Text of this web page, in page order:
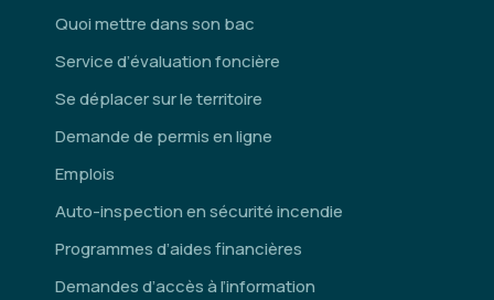
Quoi mettre dans son bac
Service d’évaluation foncière
Se déplacer sur le territoire
Demande de permis en ligne
Emplois
Auto-inspection en sécurité incendie
Programmes d’aides financières
Demandes d’accès à l’information